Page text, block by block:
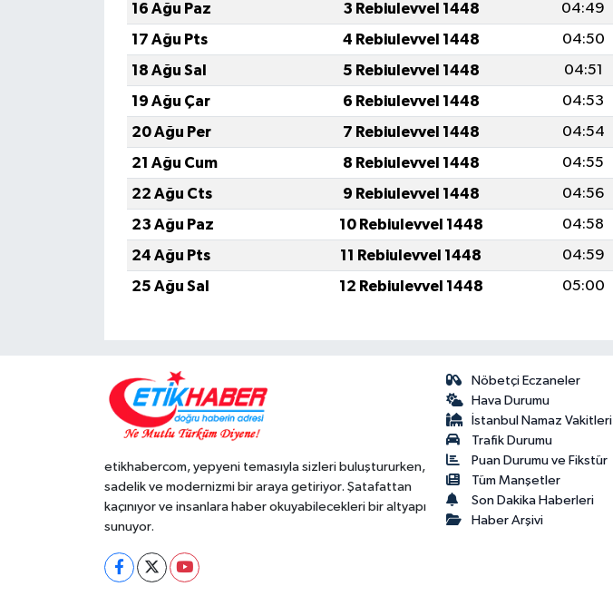
16 Ağu Paz
3 Rebiulevvel 1448 04:49
17 Ağu Pts
4 Rebiulevvel 1448 04:50
18 Ağu Sal
5 Rebiulevvel 1448 04:51
19 Ağu Çar
6 Rebiulevvel 1448 04:53
20 Ağu Per
7 Rebiulevvel 1448 04:54
21 Ağu Cum
8 Rebiulevvel 1448 04:55
22 Ağu Cts
9 Rebiulevvel 1448 04:56
23 Ağu Paz
10 Rebiulevvel 1448 04:58
24 Ağu Pts
11 Rebiulevvel 1448 04:59
25 Ağu Sal
12 Rebiulevvel 1448 05:00
etikhabercom, yepyeni temasıyla sizleri buluştururken,
sadelik ve modernizmi bir araya getiriyor. Şatafattan
kaçınıyor ve insanlara haber okuyabilecekleri bir altyapı
sunuyor.
Nöbetçi Eczaneler
Hava Durumu
İstanbul Namaz Vakitleri
Trafik Durumu
Puan Durumu ve Fikstür
Tüm Manşetler
Son Dakika Haberleri
Haber Arşivi